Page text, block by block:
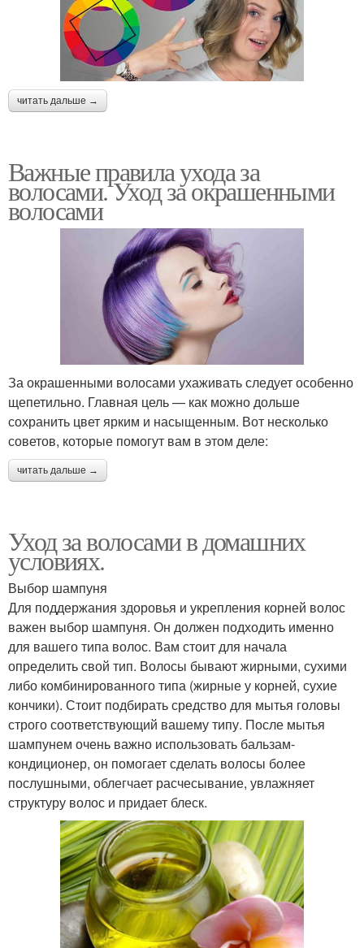
читать дальше →
Важные правила ухода за
волосами. Уход за окрашенными
волосами
За окрашенными волосами ухаживать следует особенно
щепетильно. Главная цель — как можно дольше
сохранить цвет ярким и насыщенным. Вот несколько
советов, которые помогут вам в этом деле:
читать дальше →
Уход за волосами в домашних
условиях.
Выбор шампуня
Для поддержания здоровья и укрепления корней волос
важен выбор шампуня. Он должен подходить именно
для вашего типа волос. Вам стоит для начала
определить свой тип. Волосы бывают жирными, сухими
либо комбинированного типа (жирные у корней, сухие
кончики). Стоит подбирать средство для мытья головы
строго соответствующий вашему типу. После мытья
шампунем очень важно использовать бальзам-
кондиционер, он помогает сделать волосы более
послушными, облегчает расчесывание, увлажняет
структуру волос и придает блеск.